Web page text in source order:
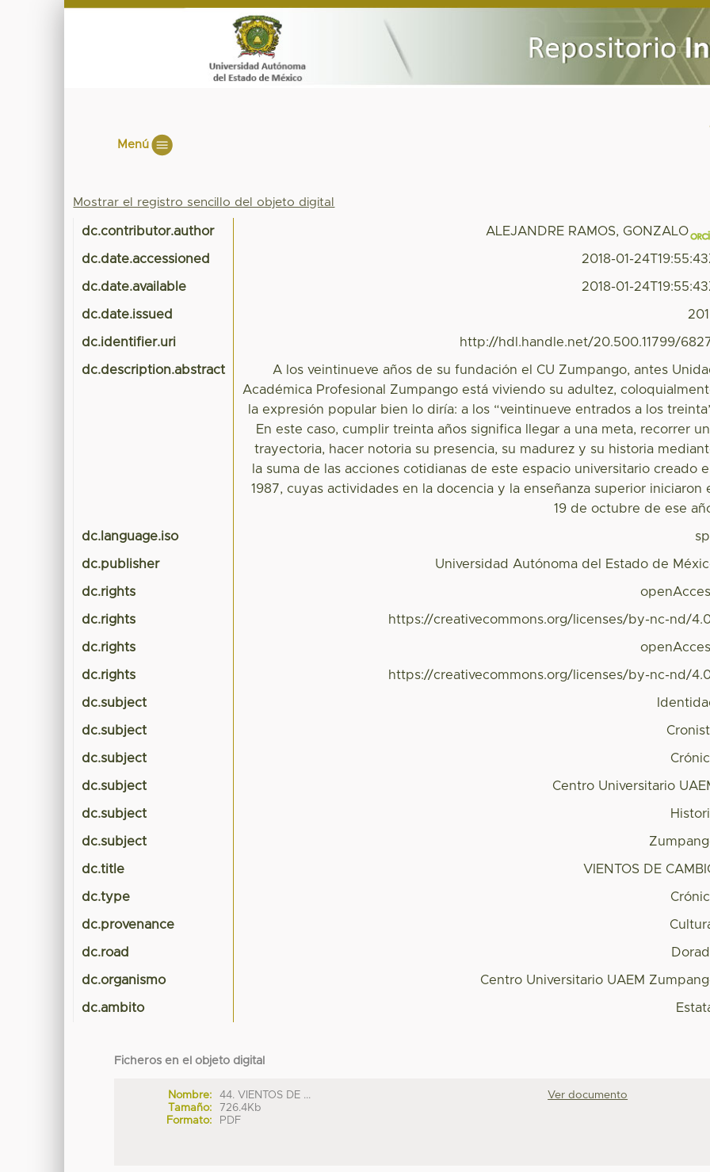
Menú
Mostrar el registro sencillo del objeto digital
dc.contributor.author ALEJANDRE RAMOS, GONZALO
dc.date.accessioned 2018-01-
dc.date.available 2018-01-
dc.date.issued
dc.identifier.uri http://hdl.handle.net/20.500.11799/
dc.description.abstract
A los veintinueve años de su fundación el CU Zumpango, antes
Académica Profesional Zumpango está viviendo su adultez,
la expresión popular bien lo diría: a los “veintinueve entrados a los
En este caso, cumplir treinta años significa llegar a una meta, recorrer
trayectoria, hacer notoria su presencia, su madurez y su historia
la suma de las acciones cotidianas de este espacio universitario creado
1987, cuyas actividades en la docencia y la enseñanza superior iniciaron
19 de octubre de ese
dc.language.iso
dc.publisher Universidad Autónoma del Estado de
dc.rights
dc.rights https://creativecommons.org/licenses/by-nc-nd/
dc.rights
dc.rights https://creativecommons.org/licenses/by-nc-nd/
dc.subject
dc.subject
dc.subject
dc.subject Centro Universitario
dc.subject
dc.subject
dc.title VIENTOS DE
dc.type
dc.provenance
dc.road
dc.organismo Centro Universitario UAEM
dc.ambito
Ficheros en el objeto digital
Nombre:
44. VIENTOS DE ...
Tamaño:
726.4Kb
Formato:
PDF
Ver documento